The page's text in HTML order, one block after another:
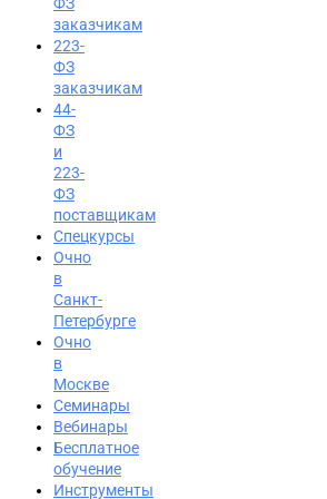
Вход на портал
8 (800) 200-24-26
заказчикам
223-
ФЗ
заказчикам
44-
ФЗ
и
223-
ФЗ
поставщикам
Спецкурсы
Очно
в
Санкт-
Петербурге
Очно
в
Москве
Семинары
Вебинары
Бесплатное
обучение
Инструменты